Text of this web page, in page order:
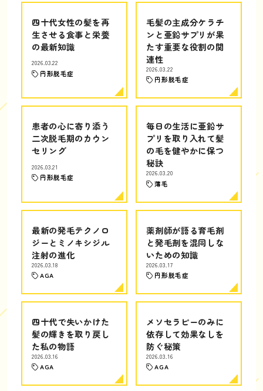
四十代女性の髪を再
生させる食事と栄養
の最新知識
2026.03.22
円形脱毛症
毛髪の主成分ケラチ
ンと亜鉛サプリが果
たす重要な役割の関
連性
2026.03.22
円形脱毛症
患者の心に寄り添う
二次脱毛期のカウン
セリング
2026.03.21
円形脱毛症
毎日の生活に亜鉛サ
プリを取り入れて髪
の毛を健やかに保つ
秘訣
2026.03.20
薄毛
最新の発毛テクノロ
ジーとミノキシジル
注射の進化
2026.03.18
AGA
薬剤師が語る育毛剤
と発毛剤を混同しな
いための知識
2026.03.17
円形脱毛症
四十代で失いかけた
髪の輝きを取り戻し
た私の物語
2026.03.16
AGA
メソセラピーのみに
依存して効果なしを
防ぐ秘策
2026.03.16
AGA